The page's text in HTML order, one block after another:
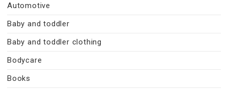
Automotive
Baby and toddler
Baby and toddler clothing
Bodycare
Books